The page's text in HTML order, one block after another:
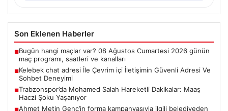
Son Eklenen Haberler
■Bugün hangi maçlar var? 08 Ağustos Cumartesi 2026 günün
maç programı, saatleri ve kanalları
■Kelebek chat adresi İle Çevrim içi İletişimin Güvenli Adresi Ve
Sohbet Deneyimi
■Trabzonspor’da Mohamed Salah Hareketli Dakikalar: Maaş
Haczi Şoku Yaşanıyor
Ahmet Metin Genç’in forma kampanyasıyla ilgili belediyeden